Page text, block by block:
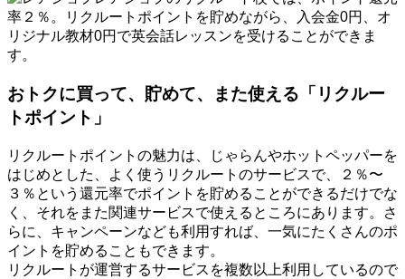
率２％。リクルートポイントを貯めながら、入会金0円、オ
リジナル教材0円で英会話レッスンを受けることができま
す。
おトクに買って、貯めて、また使える「リクルー
トポイント」
リクルートポイントの魅力は、じゃらんやホットペッパーを
はじめとした、よく使うリクルートのサービスで、２％〜
３％という還元率でポイントを貯めることができるだけでな
く、それをまた関連サービスで使えるところにあります。さ
らに、キャンペーンなども利用すれば、一気にたくさんのポ
イントを貯めることもできます。
リクルートが運営するサービスを複数以上利用しているので